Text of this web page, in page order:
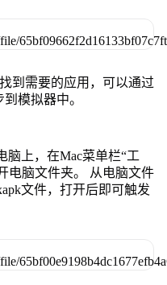
到需要的应用，可以通过
模拟器中。
脑上，在Mac菜单栏“工
电脑文件夹。 从电脑文件
文件，打开后即可触发